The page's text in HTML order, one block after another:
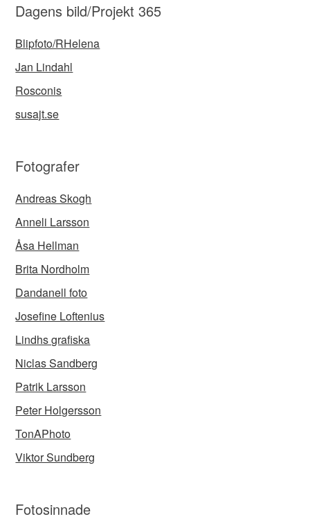
Dagens bild/Projekt 365
Blipfoto/RHelena
Jan Lindahl
Rosconis
susajt.se
Fotografer
Andreas Skogh
Anneli Larsson
Åsa Hellman
Brita Nordholm
Dandanell foto
Josefine Loftenius
Lindhs grafiska
Niclas Sandberg
Patrik Larsson
Peter Holgersson
TonAPhoto
Viktor Sundberg
Fotosinnade